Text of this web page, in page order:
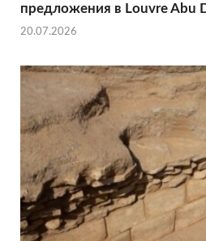
предложения в Louvre Abu
20.07.2026